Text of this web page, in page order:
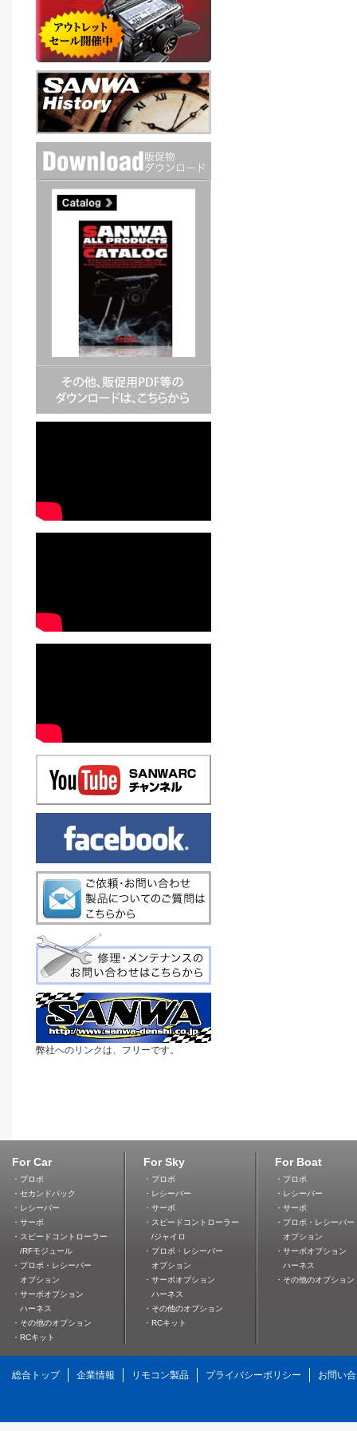
弊社へのリンクは、フリーです。
For Car
・プロポ
・セカンドパック
・レシーバー
・サーボ
・スピードコントローラー
/RFモジュール
・プロポ・レシーバー
オプション
・サーボオプション
ハーネス
・その他のオプション
・RCキット
For Sky
・プロポ
・レシーバー
・サーボ
・スピードコントローラー
/ジャイロ
・プロポ・レシーバー
オプション
・サーボオプション
ハーネス
・その他のオプション
・RCキット
For Boat
・プロポ
・レシーバー
・サーボ
・プロポ・レシーバー
オプション
・サーボオプション
ハーネス
・その他のオプション
総合トップ 企業情報 リモコン製品 プライバシーポリシー お問い